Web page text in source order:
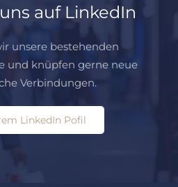
auf LinkedIn
unsere bestehenden
und knüpfen gerne neue
Verbindungen.
LinkedIn Pofil